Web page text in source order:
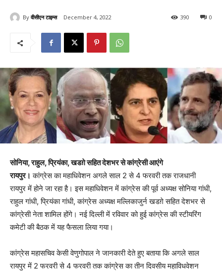
By वीसीएन टाइम्स December 4, 2022 0
390
सोनिया, राहुल, प्रियंका, खडग़े सहित देशभर से कांग्रेसी आएंगे
रायपुर। कांग्रेस का महाधिवेशन अगले साल 2 से 4 फरवरी तक राजधानी
रायपुर में होने जा रहा है। इस महाधिवेशन में कांग्रेस की पूर्व अध्यक्ष सोनिया गांधी,
राहुल गांधी, प्रियंका गांधी, कांग्रेस अध्यक्ष मल्लिकाजुर्न खडग़े सहित देशभर से
कांग्रेसी नेता शामिल होंगे। नई दिल्ली में रविवार को हुई कांग्रेस की स्टीयरिंग
कमेटी की बैठक में यह फैसला लिया गया।
कांग्रेस महासचिव केसी वेणुगोपाल ने जानकारी देते हुए बताया कि अगले साल
रायपुर में 2 फरवरी से 4 फरवरी तक कांग्रेस का तीन दिवसीय महाविधवेशन